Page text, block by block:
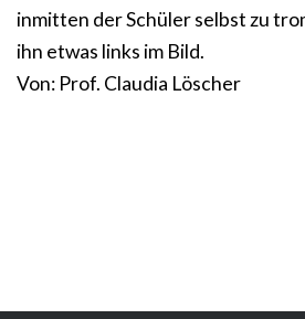
inmitten der Schüler selbst zu
ihn etwas links im Bild.
Von: Prof. Claudia Löscher